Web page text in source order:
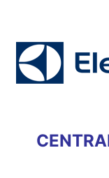
conteúdo